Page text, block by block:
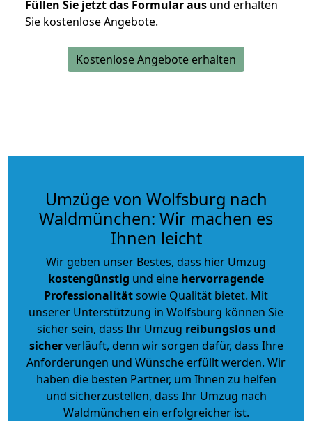
Füllen Sie jetzt das Formular aus und erhalten
Sie kostenlose Angebote.
Kostenlose Angebote erhalten
Umzüge von Wolfsburg nach
Waldmünchen: Wir machen es
Ihnen leicht
Wir geben unser Bestes, dass hier Umzug
kostengünstig und eine hervorragende
Professionalitätsowie Qualität bietet. Mit
unserer Unterstützung in Wolfsburg können Sie
sicher sein, dass Ihr Umzug reibungslos und
sicherverläuft, denn wir sorgen dafür, dass Ihre
Anforderungen und Wünsche erfüllt werden. Wir
haben die besten Partner, um Ihnen zu helfen
und sicherzustellen, dass Ihr Umzug nach
Waldmünchen ein erfolgreicher ist.